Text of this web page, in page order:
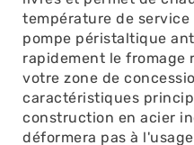
température de service
pompe péristaltique
rapidement le fromage
votre zone de
caractéristiques
construction en acier
déformera pas à